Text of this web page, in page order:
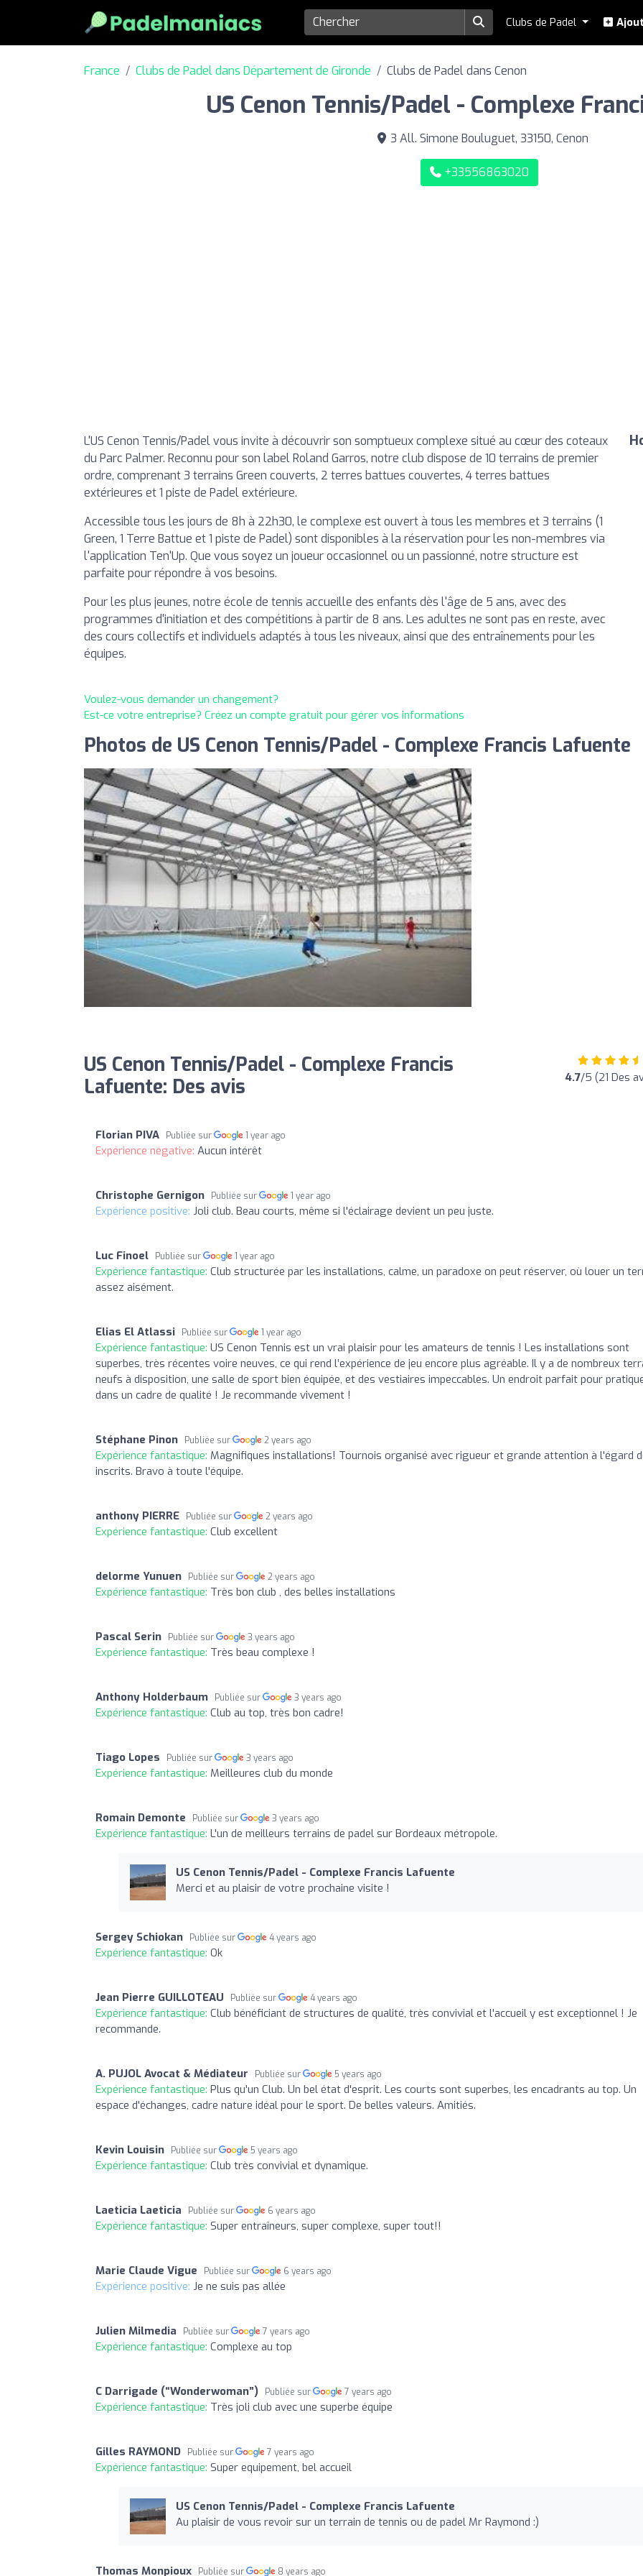
Clubs de Padel
France Clubs de Padel dans Département de Gironde Clubs de Padel dans Cenon
US Cenon Tennis/Padel - Complexe
3 All. Simone Bouluguet, 33150, Cenon
+33556863020
L'US Cenon Tennis/Padel vous invite à découvrir son somptueux complexe situé au cœur des coteaux
du Parc Palmer. Reconnu pour son label Roland Garros, notre club dispose de 10 terrains de premier
ordre, comprenant 3 terrains Green couverts, 2 terres battues couvertes, 4 terres battues
extérieures et 1 piste de Padel extérieure.
Accessible tous les jours de 8h à 22h30, le complexe est ouvert à tous les membres et 3 terrains (1
Green, 1 Terre Battue et 1 piste de Padel) sont disponibles à la réservation pour les non-membres via
l'application Ten'Up. Que vous soyez un joueur occasionnel ou un passionné, notre structure est
parfaite pour répondre à vos besoins.
Pour les plus jeunes, notre école de tennis accueille des enfants dès l'âge de 5 ans, avec des
programmes d'initiation et des compétitions à partir de 8 ans. Les adultes ne sont pas en reste, avec
des cours collectifs et individuels adaptés à tous les niveaux, ainsi que des entraînements pour les
équipes.
Voulez-vous demander un changement?
Est-ce votre entreprise? Créez un compte gratuit pour gérer vos informations
Photos de US Cenon Tennis/Padel - Complexe Francis Lafuente
US Cenon Tennis/Padel - Complexe Francis
Lafuente: Des avis
4.7/5 (21 Des
Florian PIVA Publiée sur 1 year ago
Expérience négative: Aucun intérêt
Christophe Gernigon Publiée sur 1 year ago
Expérience positive: Joli club. Beau courts, même si l'éclairage devient un peu juste.
Luc Finoel Publiée sur 1 year ago
Expérience fantastique: Club structurée par les installations, calme, un paradoxe on peut réserver, où louer un
assez aisément.
Elias El Atlassi Publiée sur 1 year ago
Expérience fantastique: US Cenon Tennis est un vrai plaisir pour les amateurs de tennis ! Les installations sont
superbes, très récentes voire neuves, ce qui rend l’expérience de jeu encore plus agréable. Il y a de nombreux
neufs à disposition, une salle de sport bien équipée, et des vestiaires impeccables. Un endroit parfait pour
dans un cadre de qualité ! Je recommande vivement !
Stéphane Pinon Publiée sur 2 years ago
Expérience fantastique: Magnifiques installations! Tournois organisé avec rigueur et grande attention à l'égard
inscrits. Bravo à toute l'équipe.
anthony PIERRE Publiée sur 2 years ago
Expérience fantastique: Club excellent
delorme Yunuen Publiée sur 2 years ago
Expérience fantastique: Très bon club , des belles installations
Pascal Serin Publiée sur 3 years ago
Expérience fantastique: Très beau complexe !
Anthony Holderbaum Publiée sur 3 years ago
Expérience fantastique: Club au top, très bon cadre!
Tiago Lopes Publiée sur 3 years ago
Expérience fantastique: Meilleures club du monde
Romain Demonte Publiée sur 3 years ago
Expérience fantastique: L'un de meilleurs terrains de padel sur Bordeaux métropole.
US Cenon Tennis/Padel - Complexe Francis Lafuente
Merci et au plaisir de votre prochaine visite !
Sergey Schiokan Publiée sur 4 years ago
Expérience fantastique: Ok
Jean Pierre GUILLOTEAU Publiée sur 4 years ago
Expérience fantastique: Club bénéficiant de structures de qualité, très convivial et l'accueil y est exceptionnel ! Je
recommande.
A. PUJOL Avocat & Médiateur Publiée sur 5 years ago
Expérience fantastique: Plus qu'un Club. Un bel état d'esprit. Les courts sont superbes, les encadrants au top. Un
espace d'échanges, cadre nature idéal pour le sport. De belles valeurs. Amitiés.
Kevin Louisin Publiée sur 5 years ago
Expérience fantastique: Club très convivial et dynamique.
Laeticia Laeticia Publiée sur 6 years ago
Expérience fantastique: Super entraîneurs, super complexe, super tout!!
Marie Claude Vigue Publiée sur 6 years ago
Expérience positive: Je ne suis pas allée
Julien Milmedia Publiée sur 7 years ago
Expérience fantastique: Complexe au top
C Darrigade (“Wonderwoman”) Publiée sur 7 years ago
Expérience fantastique: Très joli club avec une superbe équipe
Gilles RAYMOND Publiée sur 7 years ago
Expérience fantastique: Super equipement, bel accueil
US Cenon Tennis/Padel - Complexe Francis Lafuente
Au plaisir de vous revoir sur un terrain de tennis ou de padel Mr Raymond :)
Thomas Monpioux Publiée sur 8 years ago